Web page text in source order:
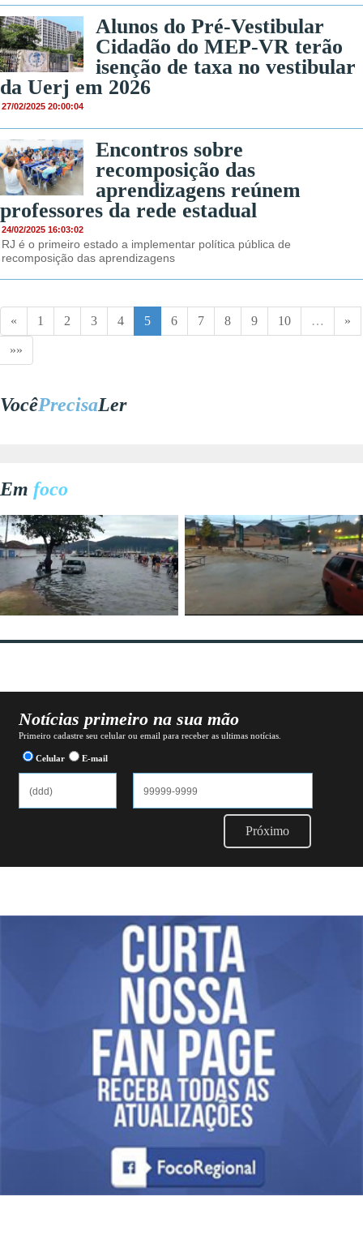
Alunos do Pré-Vestibular
Cidadão do MEP-VR terão
isenção de taxa no vestibular
da Uerj em 2026
27/02/2025 20:00:04
Encontros sobre
recomposição das
aprendizagens reúnem
professores da rede estadual
24/02/2025 16:03:02
RJ é o primeiro estado a implementar política pública de
recomposição das aprendizagens
« 1 2 3 4 5 6 7 8 9 10 … »
»»
VocêPrecisaLer
Em foco
Notícias primeiro na sua mão
Primeiro cadastre seu celular ou email para receber as ultimas notícias.
Celular E-mail
Próximo